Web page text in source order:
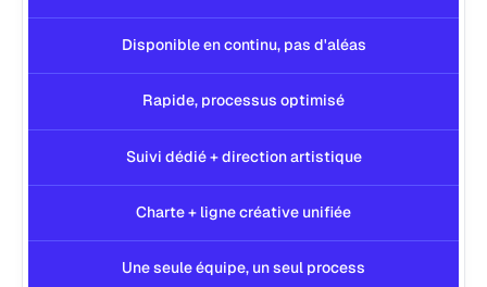
Disponible en continu, pas d'aléas
Rapide, processus optimisé
Suivi dédié + direction artistique
Charte + ligne créative unifiée
Une seule équipe, un seul process